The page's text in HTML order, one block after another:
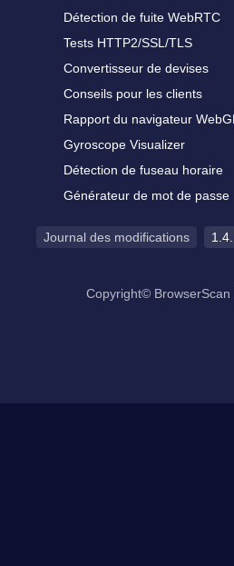
Détection de fuite WebRTC
Tests HTTP2/SSL/TLS
Convertisseur de devises
Conseils pour les clients
Rapport du navigateur
Gyroscope Visualizer
Détection de fuseau horaire
Générateur de mot de passe
Journal des modifications
Copyright© BrowserScan